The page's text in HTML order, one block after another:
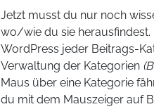
Jetzt musst du nur noch
wo/wie du sie herausfindest.
WordPress jeder Beitrags-
Verwaltung der Kategorien
Maus über eine Kategorie
du mit dem Mauszeiger auf